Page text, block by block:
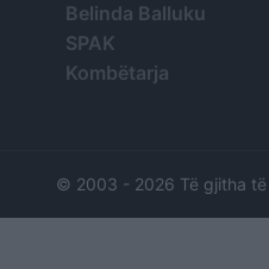
Belinda Balluku
SPAK
Kombëtarja
© 2003 - 2026 Të gjitha